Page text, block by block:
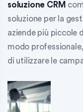
soluzione CRM
soluzione per la
aziende più piccole
modo
di utilizzare le